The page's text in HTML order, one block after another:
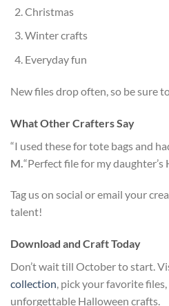
Christmas
Winter crafts
Everyday fun
New files drop often, so be sure
What Other Crafters Say
“I used these for tote bags and
M. “Perfect file for my daughter’s
Tag us on social or email your
talent!
Download and Craft Today
Don’t wait till October to start.
collection, pick your favorite
unforgettable Halloween crafts.